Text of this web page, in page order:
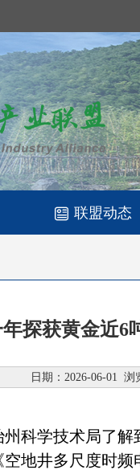
联盟动态
年探获黄金近6
日期：2026-06-01 浏
科学技术局了解
地井多尺度时频